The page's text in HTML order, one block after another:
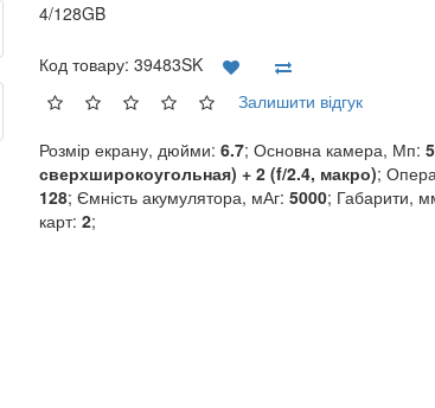
4/128GB
Код товару: 39483SK
Залишити відгук
Розмір екрану, дюйми: 6.7; Основна камера, Мп:
сверхширокоугольная) + 2 (f/2.4, макро);
128; Ємність акумулятора, мАг: 5000; Габарити,
карт: 2;